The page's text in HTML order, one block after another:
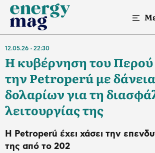
12.05.26 22:30
Η κυβέρνηση του Περού
την Petroperú με δάνεια
δολαρίων για τη
λειτουργίας της
Η Petroperú έχει χάσει την
της από το 202